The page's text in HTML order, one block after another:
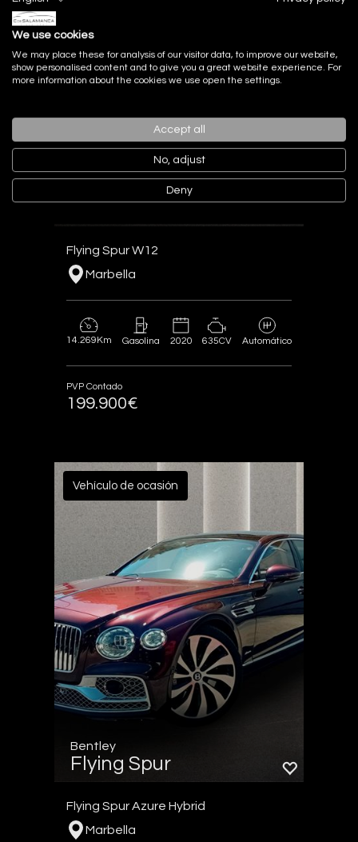
Flying Spur
Flying Spur W12
Marbella
14.269Km Gasolina 2020 635CV Automático
PVP Contado
199.900€
Vehículo de ocasión
Bentley
Flying Spur
Flying Spur Azure Hybrid
Marbella
We use cookies
We may place these for analysis of our visitor data, to improve our website,
show personalised content and to give you a great website experience. For
more information about the cookies we use open the settings.
Accept all
No, adjust
Deny